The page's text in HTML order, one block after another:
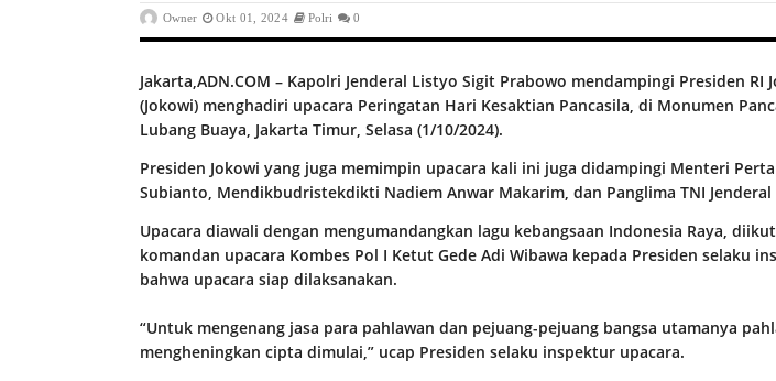
Owner Okt 01, 2024 Polri 0
Jakarta,ADN.COM – Kapolri Jenderal Listyo Sigit Prabowo mendampingi Presiden RI
(Jokowi) menghadiri upacara Peringatan Hari Kesaktian Pancasila, di Monumen
Lubang Buaya, Jakarta Timur, Selasa (1/10/2024).
Presiden Jokowi yang juga memimpin upacara kali ini juga didampingi Menteri
Subianto, Mendikbudristekdikti Nadiem Anwar Makarim, dan Panglima TNI Jenderal
Upacara diawali dengan mengumandangkan lagu kebangsaan Indonesia Raya,
komandan upacara Kombes Pol I Ketut Gede Adi Wibawa kepada Presiden selaku
bahwa upacara siap dilaksanakan.
“Untuk mengenang jasa para pahlawan dan pejuang-pejuang bangsa utamanya
mengheningkan cipta dimulai,” ucap Presiden selaku inspektur upacara.